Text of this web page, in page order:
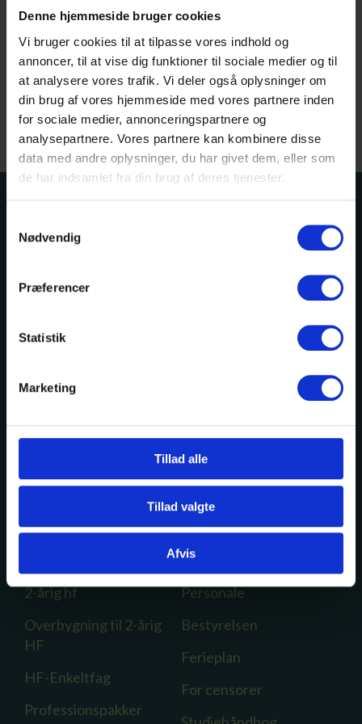
Denne hjemmeside bruger cookies
Vi bruger cookies til at tilpasse vores indhold og
annoncer, til at vise dig funktioner til sociale medier og til
at analysere vores trafik. Vi deler også oplysninger om
din brug af vores hjemmeside med vores partnere inden
for sociale medier, annonceringspartnere og
analysepartnere. Vores partnere kan kombinere disse
data med andre oplysninger, du har givet dem, eller som
de har indsamlet fra din brug af deres tjenester.
Nødvendig
Præferencer
Statistik
Marketing
Tillad alle
Tillad valgte
Afvis
referater på hfc.dk.
EAN 5798000557505
2-årig hf
Overbygning til 2-årig
HF
HF-Enkeltfag
Professionspakker
Om Efterslægten
Personale
Bestyrelsen
Ferieplan
For censorer